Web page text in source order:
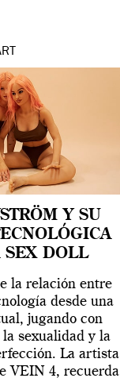
Y SU
SEX DOLL
la relación entre
desde una
jugando con
sexualidad y la
La artista
VEIN 4, recuerda